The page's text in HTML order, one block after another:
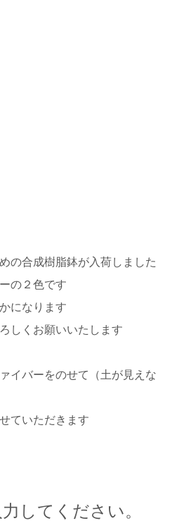
の合成樹脂鉢が入荷しました
の２色です
になります
しくお願いいたします
イバーをのせて（土が見えな
ていただきます
してください。